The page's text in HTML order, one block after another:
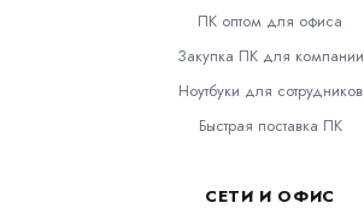
ПК оптом для офиса
Закупка ПК для компании
Ноутбуки для сотрудников
Быстрая поставка ПК
СЕТИ И ОФИС